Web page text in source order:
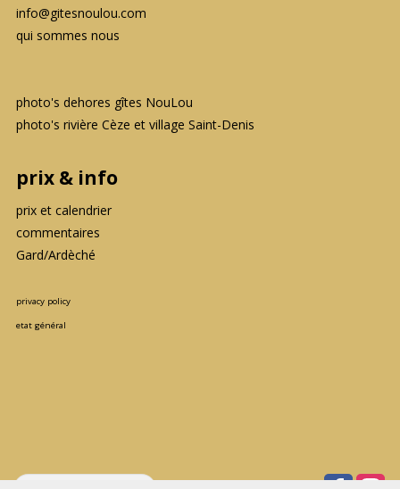
info@gitesnoulou.com
qui sommes nous
photo's dehores gîtes NouLou
photo's rivière Cèze et village Saint-Denis
prix & info
prix et calendrier
commentaires
Gard/Ardèché
privacy policy
etat général